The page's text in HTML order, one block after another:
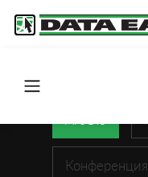
Конференция